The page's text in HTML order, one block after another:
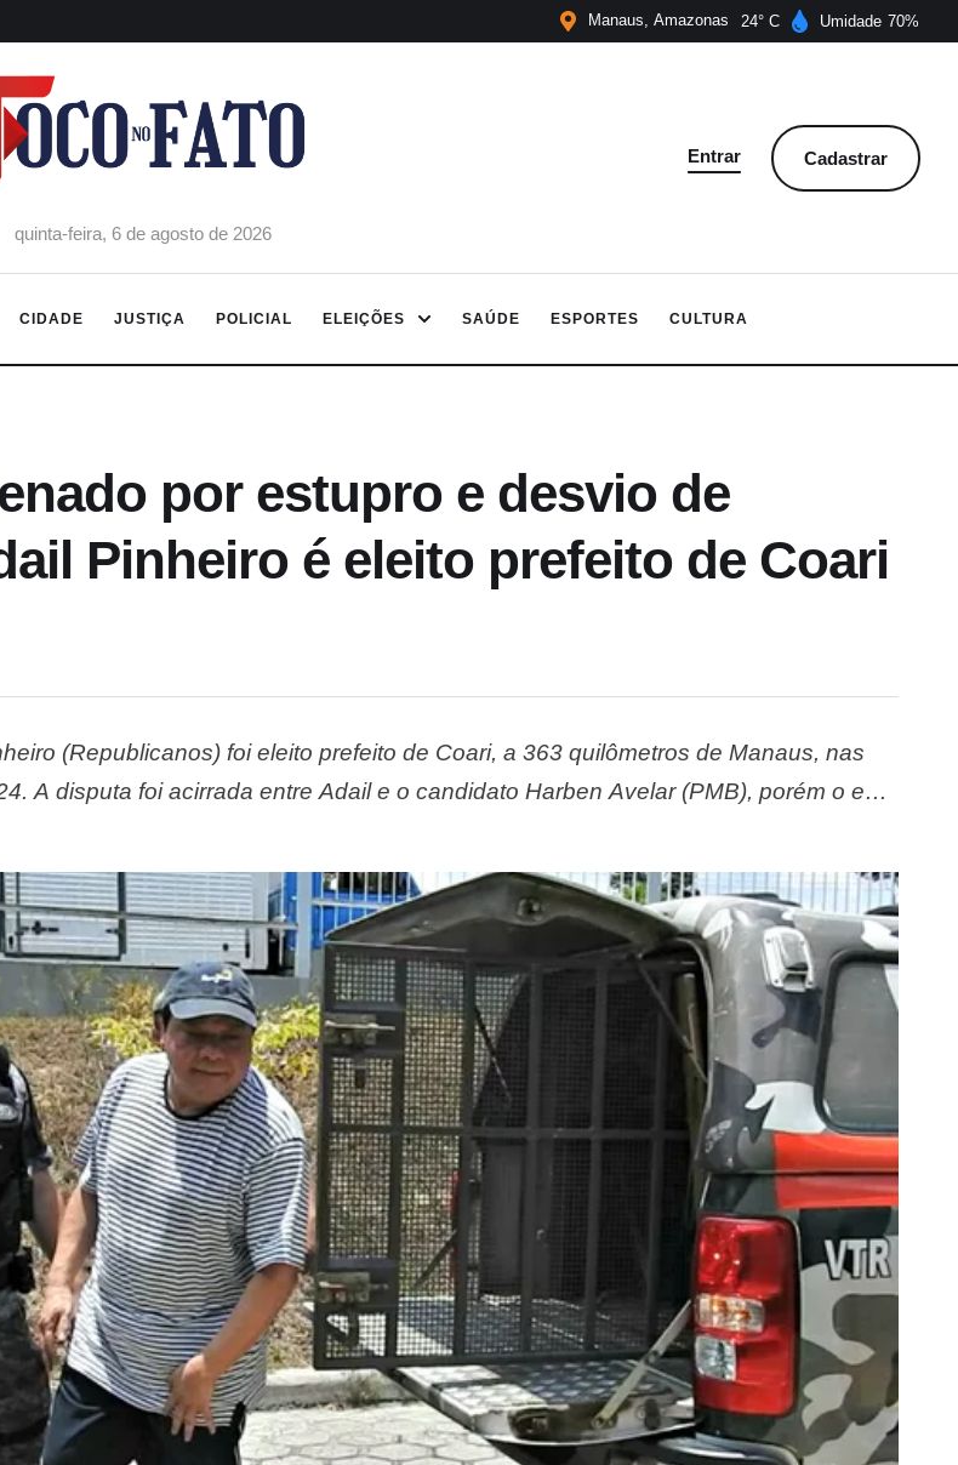
Manaus Amazonas 24 Umidade 70
quinta-feira, 6 de agosto de 2026
Entrar Cadastrar
CIDADE JUSTIÇA POLICIAL ELEIÇÕES SAÚDE ESPORTES CULTURA
por estupro e desvio de
Pinheiro é eleito prefeito de Coari
(Republicanos) foi eleito prefeito de Coari, a 363 quilômetros de Manaus, nas
A disputa foi acirrada entre Adail e o candidato Harben Avelar (PMB), porém o ex-
matematicamente …